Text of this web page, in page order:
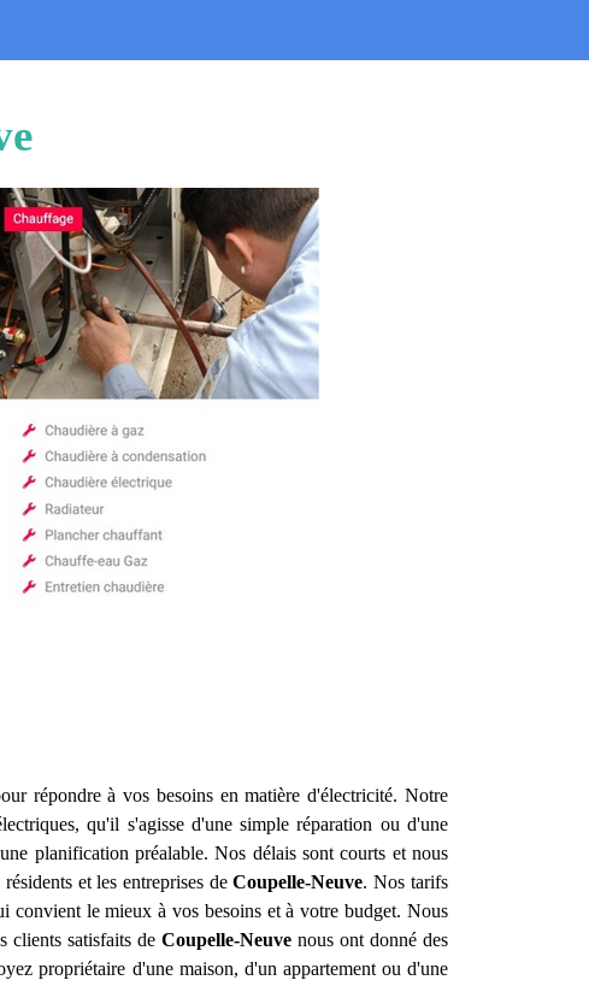
répondre à vos besoins en matière d'électricité. Notre
qu'il s'agisse d'une simple réparation ou d'une
planification préalable. Nos délais sont courts et nous
et les entreprises deCoupelle-Neuve. Nos tarifs
convient le mieux à vos besoins et à votre budget. Nous
clients satisfaits de Coupelle-Neuvenous ont donné des
propriétaire d'une maison, d'un appartement ou d'une